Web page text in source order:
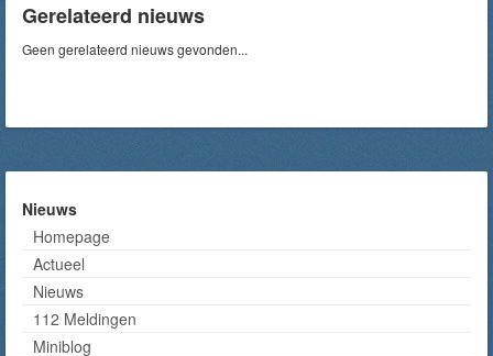
Gerelateerd nieuws
Geen gerelateerd nieuws gevonden...
Nieuws
Homepage
Actueel
Nieuws
112 Meldingen
Miniblog